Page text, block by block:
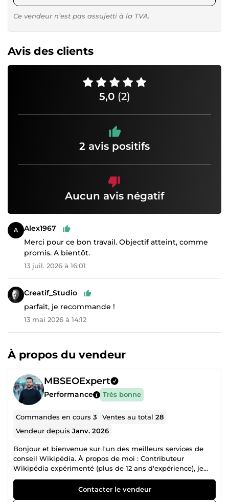
Ce vendeur n’est pas assujetti à la TVA.
Avis des clients
5,0 (2)
2 avis positifs
Aucun avis négatif
Alex1967
Merci pour ce bon travail. Objectif atteint, comme
promis. A bientôt.
13 juil. 2026 à 16:01
Creatif_Studio
parfait, je recommande !
13 mai 2026 à 14:12
À propos du vendeur
MBSEOExpert
Performance Très bonne
Commandes en cours3 Ventes au total28
Vendeur depuisJanv. 2026
Bonjour et bienvenue sur l'un des meilleurs services de
conseil Wikipédia. À propos de moi : Contributeur
Wikipédia expérimenté (plus de 12 ans d'expérience), je
propose des services de conseil en freelance. Mes services :
Presque tous types de tâches Wikipédia, notamment :
Création de nouvelles pages Wikipédia Modification/Mise
Contacter le vendeur